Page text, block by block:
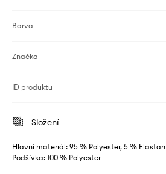
Barva
Značka
ID produktu
Složení
Hlavní materiál: 95 % Polyester, 5 % Elastan
Podšívka: 100 % Polyester